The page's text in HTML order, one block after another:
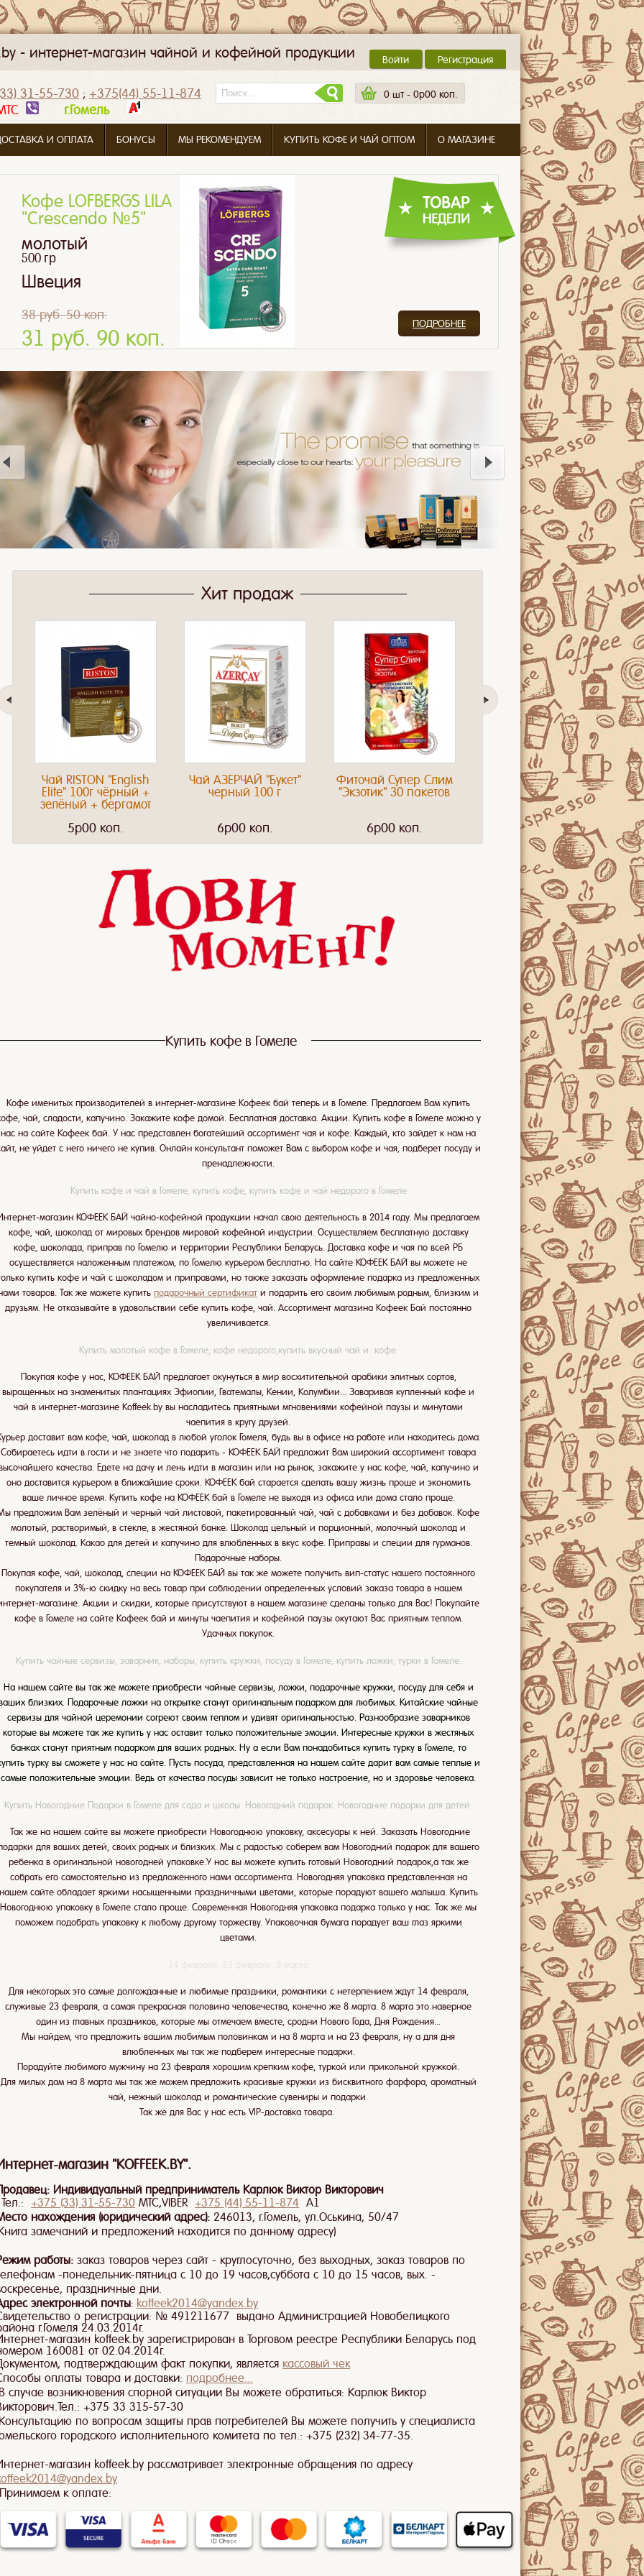
- интернет-магазин чайной и кофейной продукции Войти Регистрация
31-55-730 ; +375(44) 55-11-874
г.Гомель
0 шт - 0p00 коп.
И ОПЛАТА БОНУСЫ МЫ РЕКОМЕНДУЕМ КУПИТЬ КОФЕ И ЧАЙ ОПТОМ О МАГАЗИНЕ
Чай и кровь
Кофе LOFBERGS LILA
"Crescendo №5"
молотый
500 гр
Швеция
38 руб. 50 коп.
31 руб. 90 коп.
ПОДРОБНЕЕ
Хит продаж
Чай RISTON "English
Elite" 100г чёрный +
зелёный + бергамот
5p00 коп.
Чай АЗЕРЧАЙ "Букет"
черный 100 г
6p00 коп.
Фиточай Супер Слим
"Экзотик" 30 пакетов
6p00 коп.
Чай HYLEYS
"Английский
аристократический"
черный особо
крупнолистовой 100г
6p20 коп.
Купить кофе в Гомеле
Кофе именитых производителей в интернет-магазине Кофеек бай теперь и в Гомеле. Предлагаем Вам купить
чай, сладости, капучино. Закажите кофе домой. Бесплатная доставка. Акции. Купить кофе в Гомеле можно у
нас на сайте Кофеек бай. У нас представлен богатейший ассортимент чая и кофе. Каждый, кто зайдет к нам на
не уйдет с него ничего не купив. Онлайн консультант поможет Вам с выбором кофе и чая, подберет посуду и
пренадлежности.
Купить кофе и чай в Гомеле, купить кофе, купить кофе и чай недорого в Гомеле
магазин КОФЕЕК БАЙ чайно-кофейной продукции начал свою деятельность в 2014 году. Мы предлагаем
кофе, чай, шоколад от мировых брендов мировой кофейной индустрии. Осуществляем бесплатную доставку
кофе, шоколада, приправ по Гомелю и территории Республики Беларусь. Доставка кофе и чая по всей РБ
осуществляется наложенным платежом, по Гомелю курьером бесплатно. На сайте КОФЕЕК БАЙ вы можете не
купить кофе и чай с шоколадом и приправами, но также заказать оформление подарка из предложенных
товаров. Так же можете купить подарочный сертификат и подарить его своим любимым родным, близким и
друзьям. Не отказывайте в удовольствии себе купить кофе, чай. Ассортимент магазина Кофеек Бай постоянно
увеличивается.
Купить молотый кофе в Гомеле, кофе недорого,купить вкусный чай и кофе.
Покупая кофе у нас, КОФЕЕК БАЙ предлагает окунуться в мир восхитительной арабики элитных сортов,
выращенных на знаменитых плантациях Эфиопии, Гватемалы, Кении, Колумбии... Заваривая купленный кофе и
чай в интернет-магазине Koffeek.by вы насладитесь приятными мгновениями кофейной паузы и минутами
чаепития в кругу друзей.
доставит вам кофе, чай, шоколад в любой уголок Гомеля, будь вы в офисе на работе или находитесь дома.
Собираетесь идти в гости и не знаете что подарить - КОФЕЕК БАЙ предложит Вам широкий ассортимент товара
качества. Едете на дачу и лень идти в магазин или на рынок, закажите у нас кофе, чай, капучино и
оно доставится курьером в ближайшие сроки. КОФЕЕК бай старается сделать вашу жизнь проще и экономить
ваше личное время. Купить кофе на КОФЕЕК бай в Гомеле не выходя из офиса или дома стало проще.
предложим Вам зелёный и черный чай листовой, пакетированный чай, чай с добавками и без добавок. Кофе
молотый, растворимый, в стекле, в жестяной банке. Шоколад цельный и порционный, молочный шоколад и
темный шоколад. Какао для детей и капучино для влюбленных в вкус кофе. Приправы и специи для гурманов.
Подарочные наборы.
Покупая кофе, чай, шоколад, специи на КОФЕЕК БАЙ вы так же можете получить вип-статус нашего постоянного
покупателя и 3%-ю скидку на весь товар при соблюдении определенных условий заказа товара в нашем
магазине. Акции и скидки, которые присутствуют в нашем магазине сделаны только для Вас! Покупайте
кофе в Гомеле на сайте Кофеек бай и минуты чаепития и кофейной паузы окутают Вас приятным теплом.
Удачных покупок.
Купить чайные сервизы, заварник, наборы, купить кружки, посуду в Гомеле, купить ложки, турки в Гомеле.
На нашем сайте вы так же можете приобрести чайные сервизы, ложки, подарочные кружки, посуду для себя и
близких. Подарочные ложки на открытке станут оригинальным подарком для любимых. Китайские чайные
сервизы для чайной церемонии согреют своим теплом и удивят оригинальностью. Разнообразие заварников
которые вы можете так же купить у нас оставит только положительные эмоции. Интересные кружки в жестяных
банках станут приятным подарком для ваших родных. Ну а если Вам понадобиться купить турку в Гомеле, то
турку вы сможете у нас на сайте. Пусть посуда, представленная на нашем сайте дарит вам самые теплые и
самые положительные эмоции. Ведь от качества посуды зависит не только настроение, но и здоровье человека.
Купить Новогодние Подарки в Гомеле для сада и школы. Новогодний подарок. Новогодние подарки для детей.
Так же на нашем сайте вы можете приобрести Новогоднюю упаковку, аксесуары к ней. Заказать Новогодние
для ваших детей, своих родных и близких. Мы с радостью соберем вам Новогодний подарок для вашего
ребенка в оригинальной новогодней упаковке.У нас вы можете купить готовый Новогодний подарок,а так же
собрать его самостоятельно из предложенного нами ассортимента. Новогодняя упаковка представленная на
сайте обладает яркими насыщенными праздничными цветами, которые порадуют вашего малыша. Купить
Новогоднюю упаковку в Гомеле стало проще. Современная Новогодняя упаковка подарка только у нас. Так же мы
поможем подобрать упаковку к любому другому торжеству. Упаковочная бумага порадует ваш глаз яркими
цветами.
Для некоторых это самые долгожданные и любимые праздники, романтики с нетерпением ждут 14 февраля,
служивые 23 февраля, а самая прекрасная половина человечества, конечно же 8 марта. 8 марта это наверное
один из главных праздников, которые мы отмечаем вместе, сродни Нового Года, Дня Рождения...
Мы найдем, что предложить вашим любимым половинкам и на 8 марта и на 23 февраля, ну а для дня
влюбленных мы так же подберем интересные подарки.
Порадуйте любимого мужчину на 23 февраля хорошим крепким кофе, туркой или прикольной кружкой.
Для милых дам на 8 марта мы так же можем предложить красивые кружки из бисквитного фарфора, ароматный
чай, нежный шоколад и романтические сувениры и подарки.
Так же для Вас у нас есть VIP-доставка товара.
магазин "KOFFEEK.BY".
Индивидуальный предприниматель Карлюк Виктор Викторович
Тел.: +375 (33) 31-55-730 МТС,VIBER +375 (44) 55-11-874 A1
нахождения (юридический адрес): 246013, г.Гомель, ул.Оськина, 50/47
замечаний и предложений находится по данному адресу)
работы: заказ товаров через сайт - круглосуточно, без выходных, заказ товаров по
-понедельник-пятница с 10 до 19 часов,суббота с 10 до 15 часов, вых. -
праздничные дни.
электронной почты: koffeek2014@yandex.by
о регистрации: № 491211677 выдано Администрацией Новобелицкого
г.Гомеля 24.03.2014г.
магазин koffeek.by зарегистрирован в Торговом реестре Республики Беларусь под
160081 от 02.04.2014г.
подтверждающим факт покупки, является кассовый чек
оплаты товара и доставки: подробнее...
случае возникновения спорной ситуации Вы можете обратиться: Карлюк Виктор
+375 33 315-57-30
по вопросам защиты прав потребителей Вы можете получить у специалиста
городского исполнительного комитета по тел.: +375 (232) 34-77-35.
магазин koffeek.by рассматривает электронные обращения по адресу
yandex.by
к оплате: